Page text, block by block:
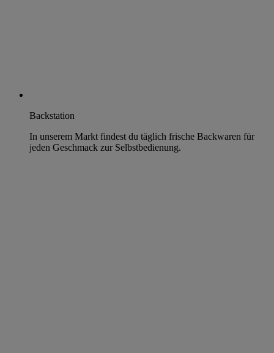
Backstation
In unserem Markt findest du täglich frische Backwaren für
jeden Geschmack zur Selbstbedienung.